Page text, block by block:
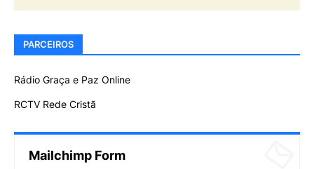
PARCEIROS
Rádio Graça e Paz Online
RCTV Rede Cristã
Mailchimp Form